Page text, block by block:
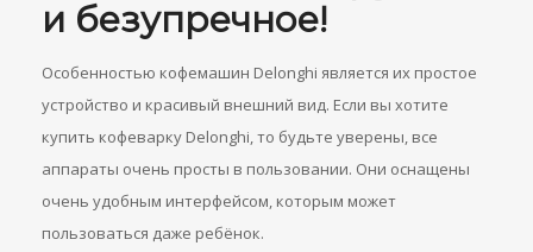
и безупречное!
Особенностью кофемашин Delonghi является их простое
устройство и красивый внешний вид. Если вы хотите
купить кофеварку Delonghi, то будьте уверены, все
аппараты очень просты в пользовании. Они оснащены
очень удобным интерфейсом, которым может
пользоваться даже ребёнок.